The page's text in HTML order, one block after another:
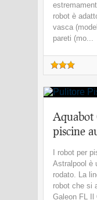
robot è
vasca
pareti (mo...
piscine
I robot per
Astralpool è
rodato. La
robot che si
Galeon FL Il